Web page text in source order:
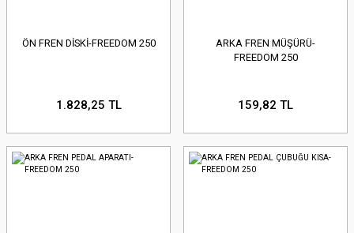
ÖN FREN DİSKİ-FREEDOM 250
1.828,25 TL
ARKA FREN MÜŞÜRÜ-
FREEDOM 250
159,82 TL